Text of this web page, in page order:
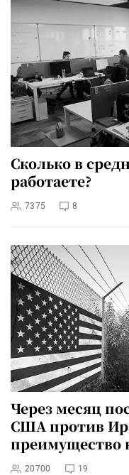
Сколько в
работаете?
7375 8
Через месяц
США против
преимущество
20700 19